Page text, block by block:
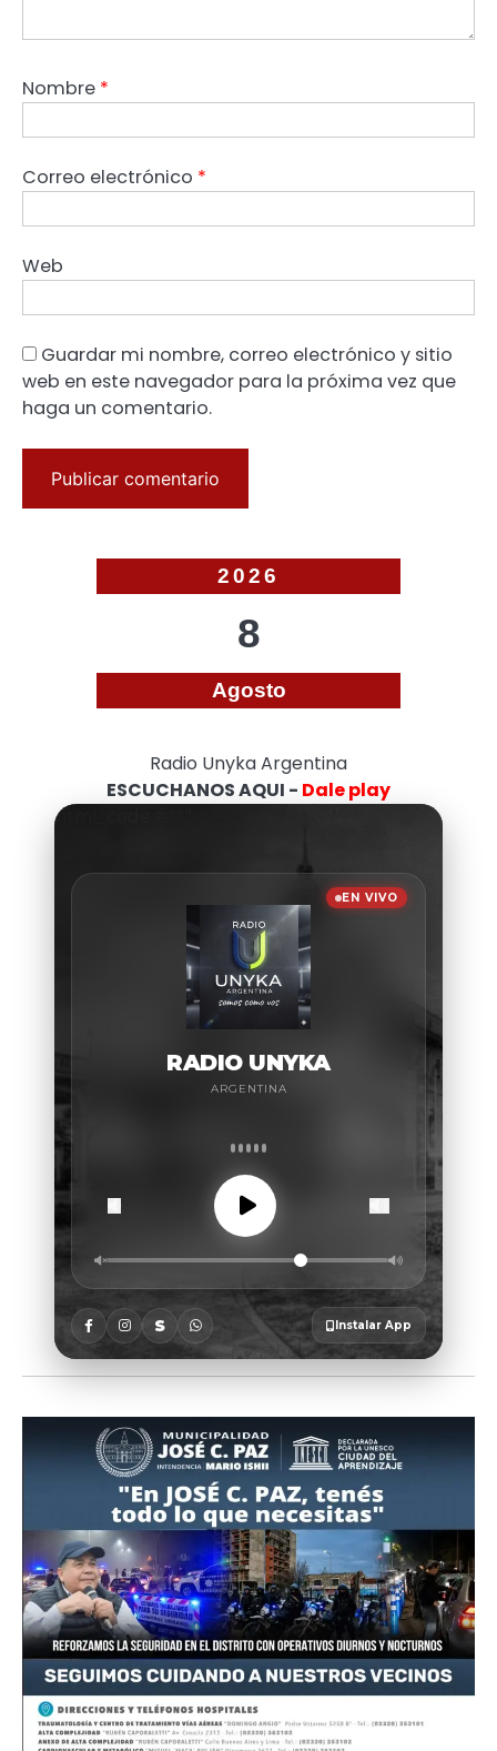
Nombre *
Correo electrónico *
Web
Guardar mi nombre, correo electrónico y sitio
web en este navegador para la próxima vez que
haga un comentario.
2026
8
Agosto
Radio Unyka Argentina
ESCUCHANOS AQUI - Dale play